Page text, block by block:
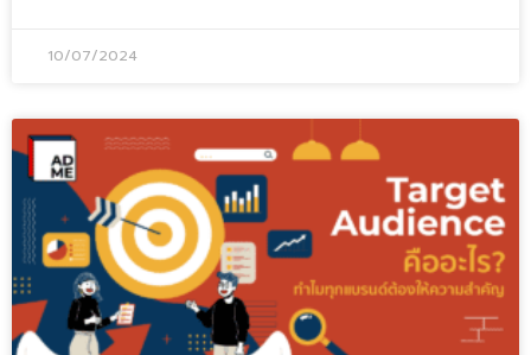
10/07/2024